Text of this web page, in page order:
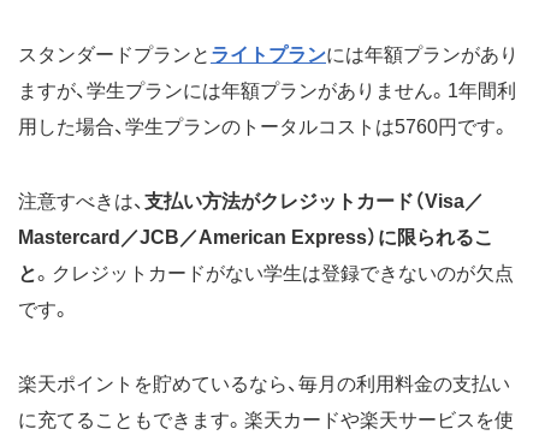
スタンダードプランと ライトプランには年額プランがあり
ますが、学生プランには年額プランがありません。1年間利
用した場合、学生プランのトータルコストは5760円です。
注意すべきは、 支払い方法がクレジットカード（Visa／
Mastercard／JCB／American Express）に限られるこ
と。クレジットカードがない学生は登録できないのが欠点
です。
楽天ポイントを貯めているなら、毎月の利用料金の支払い
に充てることもできます。楽天カードや楽天サービスを使